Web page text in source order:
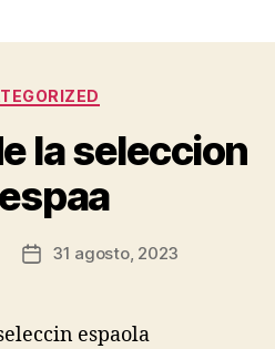
Categorías
la seleccion
Fecha
entrada
31 agosto, 2023